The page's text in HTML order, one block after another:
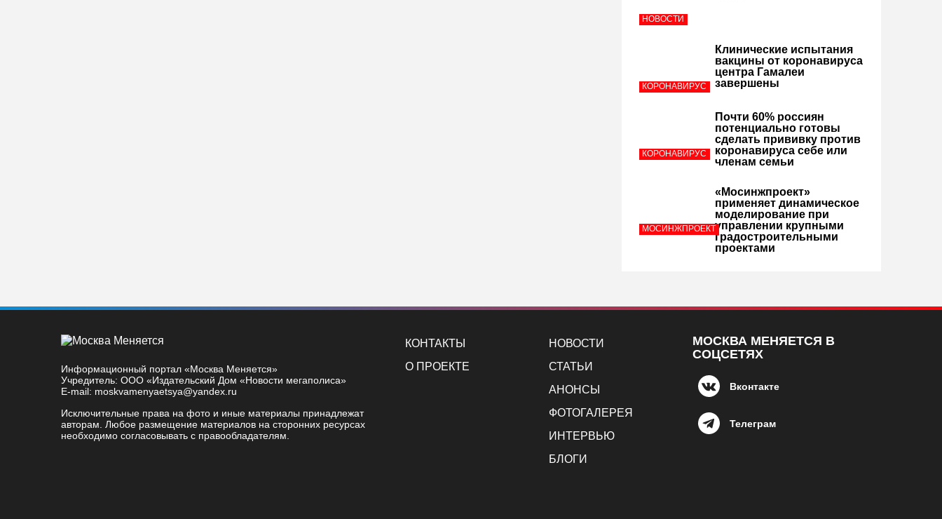
НОВОСТИ
КОРОНАВИРУС
Клинические испытания
вакцины от коронавируса
центра Гамалеи
завершены
КОРОНАВИРУС
Почти 60% россиян
потенциально готовы
сделать прививку против
коронавируса себе или
членам семьи
МОСИНЖПРОЕКТ
«Мосинжпроект»
применяет динамическое
моделирование при
управлении крупными
градостроительными
проектами
Информационный портал «Москва Меняется»
Учредитель: ООО «Издательский Дом «Новости мегаполиса»
E-mail: moskvamenyaetsya@yandex.ru
Исключительные права на фото и иные материалы принадлежат
авторам. Любое размещение материалов на сторонних ресурсах
необходимо согласовывать с правообладателям.
КОНТАКТЫ
О ПРОЕКТЕ
НОВОСТИ
СТАТЬИ
АНОНСЫ
ФОТОГАЛЕРЕЯ
ИНТЕРВЬЮ
БЛОГИ
МОСКВА МЕНЯЕТСЯ В
СОЦСЕТЯХ
Вконтакте
Телеграм